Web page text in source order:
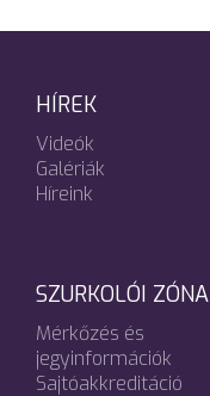
HÍREK
Videók
Galériák
Híreink
SZURKOLÓI ZÓNA
Mérkőzés és
jegyinformációk
Sajtóakkreditáció